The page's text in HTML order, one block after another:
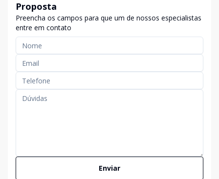
Proposta
Preencha os campos para que um de nossos especialistas
entre em contato
Enviar